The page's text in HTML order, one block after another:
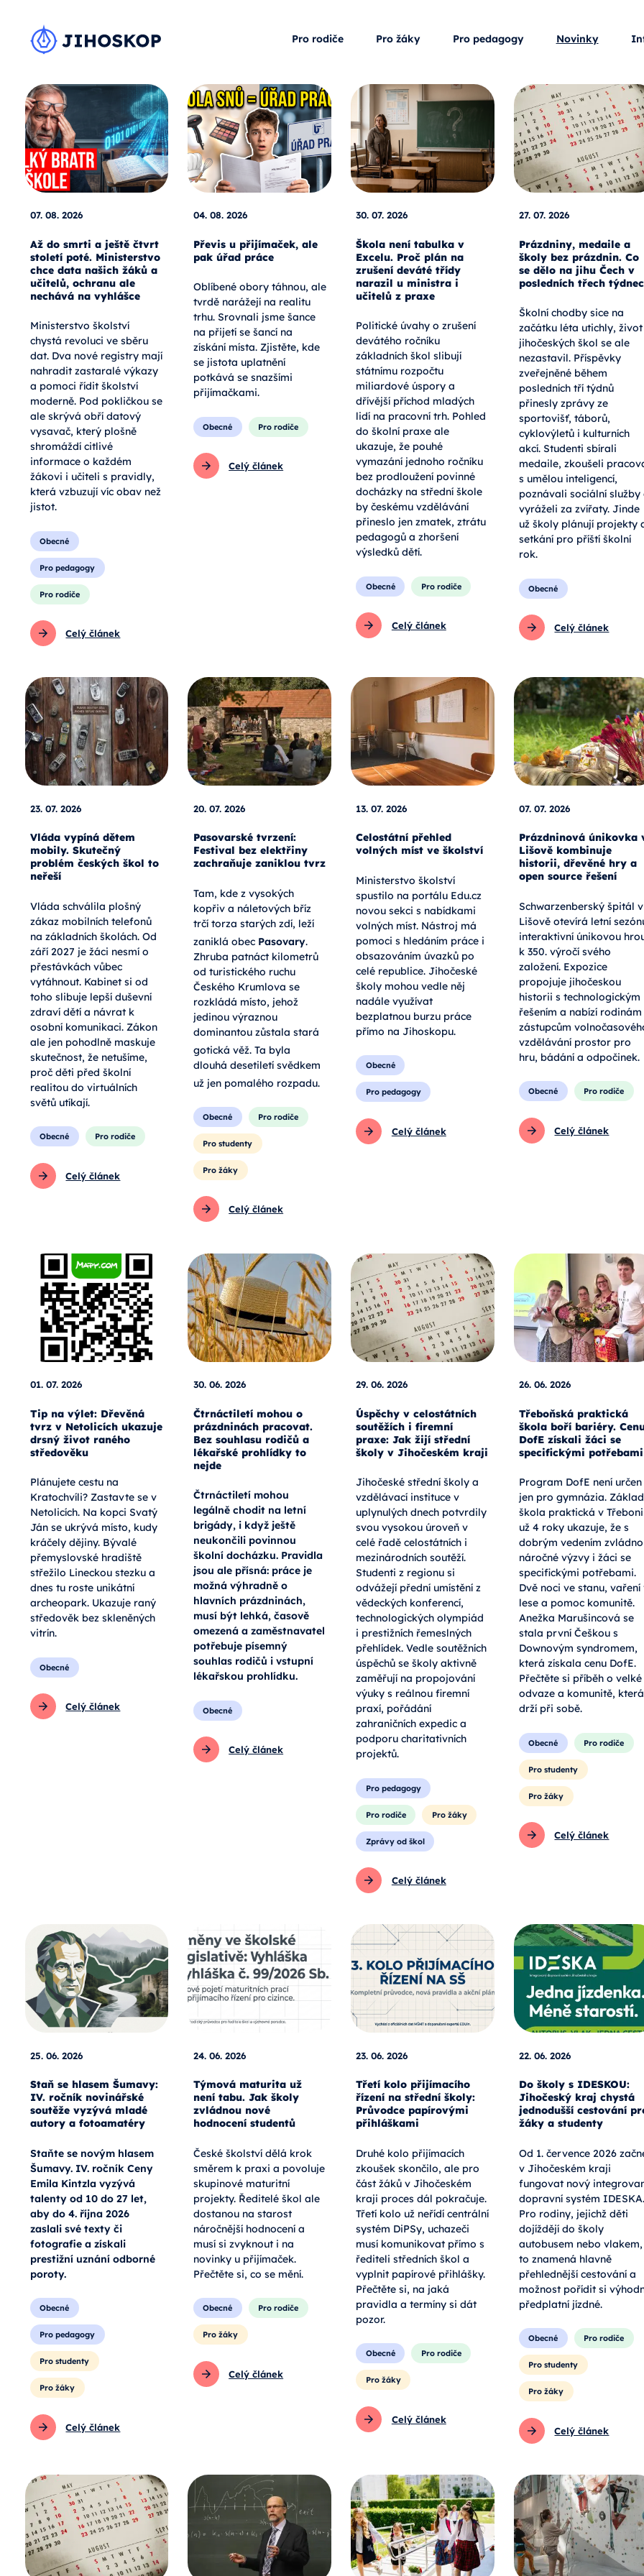
Pro rodiče Pro žáky Pro pedagogy Novinky
07. 08. 2026
Až do smrti a ještě čtvrt
století poté. Ministerstvo
chce data našich žáků a
učitelů, ochranu ale
nechává na vyhlášce
Ministerstvo školství
chystá revoluci ve sběru
dat. Dva nové registry mají
nahradit zastaralé výkazy
a pomoci řídit školství
moderně. Pod pokličkou se
ale skrývá obří datový
vysavač, který plošně
shromáždí citlivé
informace o každém
žákovi i učiteli s pravidly,
která vzbuzují víc obav než
jistot.
Obecné
Pro pedagogy
Pro rodiče
Celý článek
04. 08. 2026
Převis u přijímaček, ale
pak úřad práce
Oblíbené obory táhnou, ale
tvrdě narážejí na realitu
trhu. Srovnali jsme šance
na přijetí se šancí na
získání místa. Zjistěte, kde
se jistota uplatnění
potkává se snazšími
přijímačkami.
Obecné Pro rodiče
Celý článek
30. 07. 2026
Škola není tabulka v
Excelu. Proč plán na
zrušení deváté třídy
narazil u ministra i
učitelů z praxe
Politické úvahy o zrušení
devátého ročníku
základních škol slibují
státnímu rozpočtu
miliardové úspory a
dřívější příchod mladých
lidí na pracovní trh. Pohled
do školní praxe ale
ukazuje, že pouhé
vymazání jednoho ročníku
bez prodloužení povinné
docházky na střední škole
by českému vzdělávání
přineslo jen zmatek, ztrátu
pedagogů a zhoršení
výsledků dětí.
Obecné Pro rodiče
Celý článek
27. 07. 2026
Prázdniny, medaile a
školy bez prázdnin. Co
se dělo na jihu Čech v
posledních třech
Školní chodby sice na
začátku léta utichly, život
jihočeských škol se ale
nezastavil. Příspěvky
zveřejněné během
posledních tří týdnů
přinesly zprávy ze
sportovišť, táborů,
cyklovýletů i kulturních
akcí. Studenti sbírali
medaile, zkoušeli
s umělou inteligencí,
poznávali sociální služby
vyráželi za zvířaty. Jinde
už školy plánují projekty
setkání pro příští školní
rok.
Obecné
Celý článek
23. 07. 2026
Vláda vypíná dětem
mobily. Skutečný
problém českých škol to
neřeší
Vláda schválila plošný
zákaz mobilních telefonů
na základních školách. Od
září 2027 je žáci nesmí o
přestávkách vůbec
vytáhnout. Kabinet si od
toho slibuje lepší duševní
zdraví dětí a návrat k
osobní komunikaci. Zákon
ale jen pohodlně maskuje
skutečnost, že netušíme,
proč děti před školní
realitou do virtuálních
světů utíkají.
Obecné Pro rodiče
Celý článek
20. 07. 2026
Pasovarské tvrzení:
Festival bez elektřiny
zachraňuje zaniklou tvrz
Tam, kde z vysokých
kopřiv a náletových bříz
trčí torza starých zdí, leží
zaniklá obec Pasovary.
Zhruba patnáct kilometrů
od turistického ruchu
Českého Krumlova se
rozkládá místo, jehož
jedinou výraznou
dominantou zůstala stará
gotická věž. Ta byla
dlouhá desetiletí svědkem
už jen pomalého rozpadu.
Obecné Pro rodiče
Pro studenty
Pro žáky
Celý článek
13. 07. 2026
Celostátní přehled
volných míst ve školství
Ministerstvo školství
spustilo na portálu Edu.cz
novou sekci s nabídkami
volných míst. Nástroj má
pomoci s hledáním práce i
obsazováním úvazků po
celé republice. Jihočeské
školy mohou vedle něj
nadále využívat
bezplatnou burzu práce
přímo na Jihoskopu.
Obecné
Pro pedagogy
Celý článek
07. 07. 2026
Prázdninová únikovka
Lišově kombinuje
historii, dřevěné hry a
open source řešení
Schwarzenberský špitál v
Lišově otevírá letní
interaktivní únikovou
k 350. výročí svého
založení. Expozice
propojuje jihočeskou
historii s technologickým
řešením a nabízí
zástupcům
vzdělávání prostor pro
hru, bádání a odpočinek.
Obecné Pro rodiče
Celý článek
01. 07. 2026
Tip na výlet: Dřevěná
tvrz v Netolicích ukazuje
drsný život raného
středověku
Plánujete cestu na
Kratochvíli? Zastavte se v
Netolicích. Na kopci Svatý
Ján se ukrývá místo, kudy
kráčely dějiny. Bývalé
přemyslovské hradiště
střežilo Lineckou stezku a
dnes tu roste unikátní
archeopark. Ukazuje raný
středověk bez skleněných
vitrín.
Obecné
Celý článek
30. 06. 2026
Čtrnáctiletí mohou o
prázdninách pracovat.
Bez souhlasu rodičů a
lékařské prohlídky to
nejde
Čtrnáctiletí mohou
legálně chodit na letní
brigády, i když ještě
neukončili povinnou
školní docházku. Pravidla
jsou ale přísná: práce je
možná výhradně o
hlavních prázdninách,
musí být lehká, časově
omezená a zaměstnavatel
potřebuje písemný
souhlas rodičů i vstupní
lékařskou prohlídku.
Obecné
Celý článek
29. 06. 2026
Úspěchy v celostátních
soutěžích i firemní
praxe: Jak žijí střední
školy v Jihočeském kraji
Jihočeské střední školy a
vzdělávací instituce v
uplynulých dnech potvrdily
svou vysokou úroveň v
celé řadě celostátních i
mezinárodních soutěží.
Studenti z regionu si
odvážejí přední umístění z
vědeckých konferencí,
technologických olympiád
i prestižních řemeslných
přehlídek. Vedle soutěžních
úspěchů se školy aktivně
zaměřují na propojování
výuky s reálnou firemní
praxí, pořádání
zahraničních expedic a
podporu charitativních
projektů.
Pro pedagogy
Pro rodiče Pro žáky
Zprávy od škol
Celý článek
26. 06. 2026
Třeboňská praktická
škola boří bariéry.
DofE získali žáci se
specifickými potřebami
Program DofE není určen
jen pro gymnázia.
škola praktická v Třeboni
už 4 roky ukazuje, že s
dobrým vedením
náročné výzvy i žáci se
specifickými potřebami.
Dvě noci ve stanu, vaření
lese a pomoc komunitě.
Anežka Marušincová se
stala první Češkou s
Downovým syndromem,
která získala cenu DofE.
Přečtěte si příběh o velké
odvaze a komunitě, která
drží při sobě.
Obecné Pro rodiče
Pro studenty
Pro žáky
Celý článek
25. 06. 2026
Staň se hlasem Šumavy:
IV. ročník novinářské
soutěže vyzývá mladé
autory a fotoamatéry
Staňte se novým hlasem
Šumavy. IV. ročník Ceny
Emila Kintzla vyzývá
talenty od 10 do 27 let,
aby do 4. října 2026
zaslali své texty či
fotografie a získali
prestižní uznání odborné
poroty.
Obecné
Pro pedagogy
Pro studenty
Pro žáky
Celý článek
24. 06. 2026
Týmová maturita už
není tabu. Jak školy
zvládnou nové
hodnocení studentů
České školství dělá krok
směrem k praxi a povoluje
skupinové maturitní
projekty. Ředitelé škol ale
dostanou na starost
náročnější hodnocení a
musí si zvyknout i na
novinky u přijímaček.
Přečtěte si, co se mění.
Obecné Pro rodiče
Pro žáky
Celý článek
23. 06. 2026
Třetí kolo přijímacího
řízení na střední školy:
Průvodce papírovými
přihláškami
Druhé kolo přijímacích
zkoušek skončilo, ale pro
část žáků v Jihočeském
kraji proces dál pokračuje.
Třetí kolo už neřídí centrální
systém DiPSy, uchazeči
musí komunikovat přímo s
řediteli středních škol a
vyplnit papírové přihlášky.
Přečtěte si, na jaká
pravidla a termíny si dát
pozor.
Obecné Pro rodiče
Pro žáky
Celý článek
22. 06. 2026
Do školy s IDESKOU:
Jihočeský kraj chystá
jednodušší cestování
žáky a studenty
Od 1. července 2026
v Jihočeském kraji
fungovat nový
dopravní systém IDESKA.
Pro rodiny, jejichž děti
dojíždějí do školy
autobusem nebo vlakem,
to znamená hlavně
přehlednější cestování a
možnost pořídit si
předplatní jízdné.
Obecné Pro rodiče
Pro studenty
Pro žáky
Celý článek